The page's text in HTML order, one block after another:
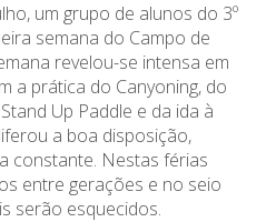
Letivo
um grupo de alunos do 3º
semana do Campo de
revelou-se intensa em
a prática do Canyoning, do
Up Paddle e da ida à
a boa disposição,
constante. Nestas férias
entre gerações e no seio
serão esquecidos.